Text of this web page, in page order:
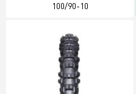
100/90-10